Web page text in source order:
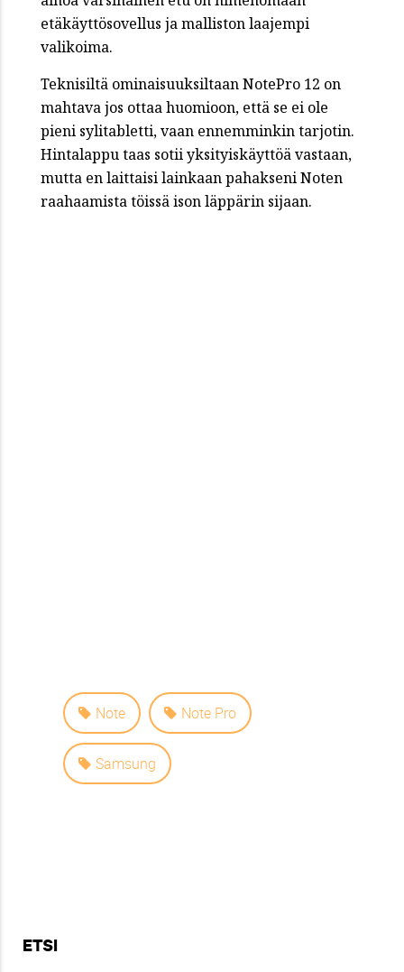
etäkäyttösovellus ja malliston laajempi
valikoima.
Teknisiltä ominaisuuksiltaan NotePro 12 on
mahtava jos ottaa huomioon, että se ei ole
pieni sylitabletti, vaan ennemminkin tarjotin.
Hintalappu taas sotii yksityiskäyttöä vastaan,
mutta en laittaisi lainkaan pahakseni Noten
raahaamista töissä ison läppärin sijaan.
Note Note Pro
Samsung
ETSI